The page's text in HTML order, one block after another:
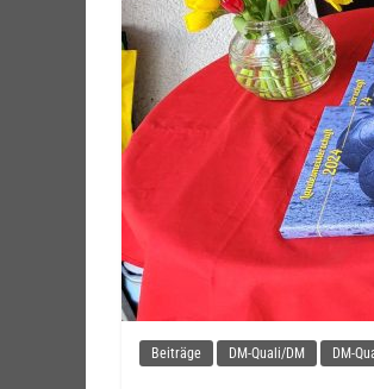
Beiträge DM-Quali/DM DM-